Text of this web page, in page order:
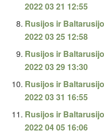
2022 03 21 12:55
Rusijos ir
2022 03 25 12:58
Rusijos ir
2022 03 29 13:30
Rusijos ir
2022 03 31 16:55
Rusijos ir
2022 04 05 16:06